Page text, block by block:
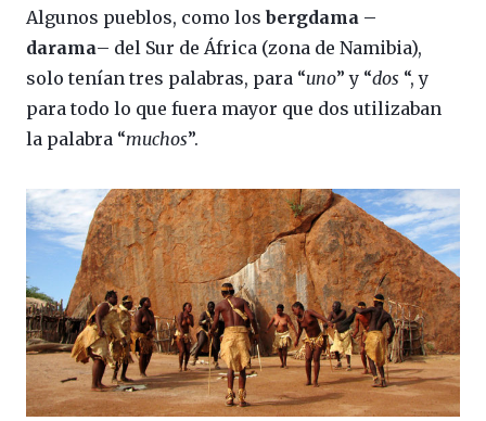
Algunos pueblos, como losbergdama –
darama– del Sur de África (zona de Namibia),
solo tenían tres palabras, para “uno” y “dos “, y
para todo lo que fuera mayor que dos utilizaban
la palabra “muchos”.